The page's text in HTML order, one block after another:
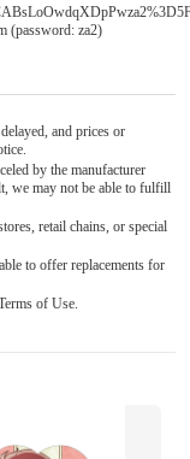
(password: za2)
and prices or
by the manufacturer
we may not be able to fulfill
retail chains, or special
to offer replacements for
of Use.